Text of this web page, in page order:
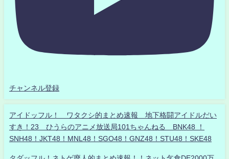
チャンネル登録
アイドッフル！ ワタクシ的まとめ速報 地下格闘アイドルだい
すき！23 ひうらのアニメ放送局101ちゃんねる BNK48 ！
SNH48！JKT48！MNL48！SGO48！GNZ48！STU48！SKE48